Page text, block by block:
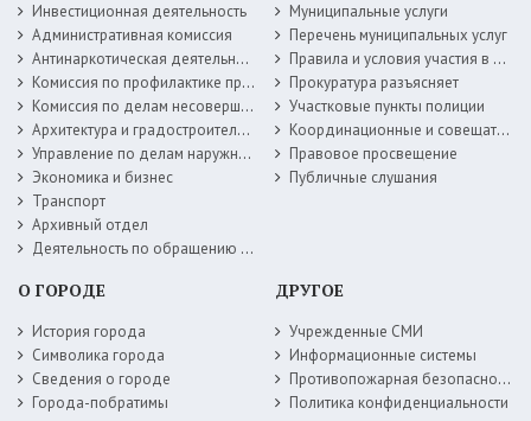
Инвестиционная деятельность
Административная комиссия
Антинаркотическая деятельность
Комиссия по профилактике правонарушений
Комиссия по делам несовершеннолетних
Архитектура и градостроительство
Управление по делам наружной рекламы
Экономика и бизнес
Транспорт
Архивный отдел
Деятельность по обращению с животными без владельцев
Муниципальные услуги
Перечень муниципальных услуг
Правила и условия участия в жилищных программах
Прокуратура разъясняет
Участковые пункты полиции
Координационные и совещательные органы
Правовое просвещение
Публичные слушания
О ГОРОДЕ
История города
Символика города
Сведения о городе
Города-побратимы
ДРУГОЕ
Учрежденные СМИ
Информационные системы
Противопожарная безопасность
Политика конфиденциальности